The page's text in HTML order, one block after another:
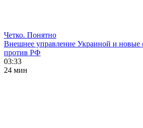
Четко. Понятно
Внешнее управление Украиной и
против РФ
03:33
24 мин